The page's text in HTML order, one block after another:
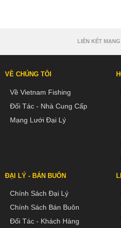
LIÊN KẾT
VỀ CHÚNG TÔI
Về Vietnam Fishing
Đối Tác - Nhà Cung Cấp
Mạng Lưới Đại Lý
ĐẠI LÝ - BÁN BUÔN
Chính Sách Đại Lý
Chính Sách Bán Buôn
Đối Tác - Khách Hàng